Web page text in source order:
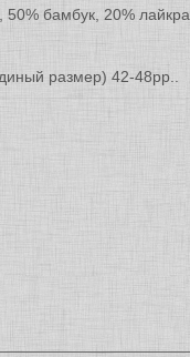
50% бамбук, 20% лайкра.
размер) 42-48рр..